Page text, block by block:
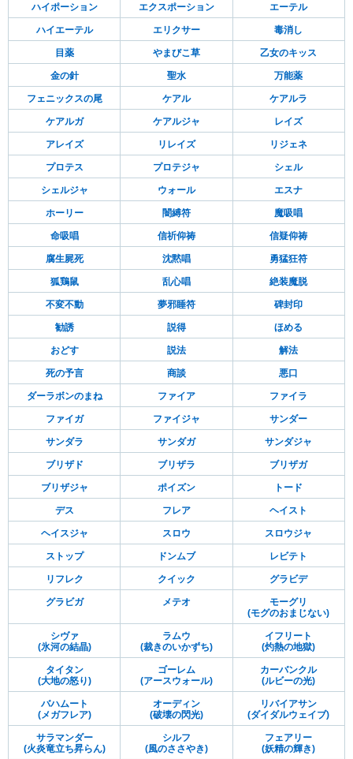
ハイポーション エクスポーション エーテル
ハイエーテル エリクサー 毒消し
目薬 やまびこ草 乙女のキッス
金の針 聖水 万能薬
フェニックスの尾 ケアル ケアルラ
ケアルガ ケアルジャ レイズ
アレイズ リレイズ リジェネ
プロテス プロテジャ シェル
シェルジャ ウォール エスナ
ホーリー 闇縛符 魔吸唱
命吸唱 信祈仰祷 信疑仰祷
腐生屍死 沈黙唱 勇猛狂符
狐鶏鼠 乱心唱 絶装魔脱
不変不動 夢邪睡符 碑封印
勧誘 説得 ほめる
おどす 説法 解法
死の予言 商談 悪口
ダーラボンのまね ファイア ファイラ
ファイガ ファイジャ サンダー
サンダラ サンダガ サンダジャ
ブリザド ブリザラ ブリザガ
ブリザジャ ポイズン トード
デス フレア ヘイスト
ヘイスジャ スロウ スロウジャ
ストップ ドンムブ レビテト
リフレク クイック グラビデ
グラビガ メテオ
モーグリ
(モグのおまじない)
シヴァ
(氷河の結晶)
ラムウ
(裁きのいかずち)
イフリート
(灼熱の地獄)
タイタン
(大地の怒り)
ゴーレム
(アースウォール)
カーバンクル
(ルビーの光)
バハムート
(メガフレア)
オーディン
(破壊の閃光)
リバイアサン
(ダイダルウェイブ)
サラマンダー
(火炎竜立ち昇らん)
シルフ
(風のささやき)
フェアリー
(妖精の輝き)